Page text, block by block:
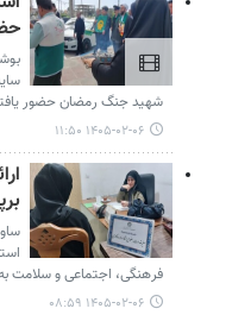
شهید جنگ رمضان حضور
۱۴۰۵-۰۲-۰۶ ۱۱:۵۰
فرهنگی، اجتماعی و سلامت
۱۴۰۵-۰۲-۰۶ ۰۸:۵۹